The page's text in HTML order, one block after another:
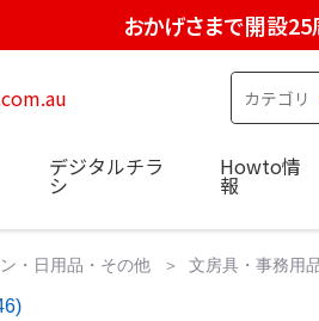
おかげさまで開設
デジタルチラ
シ
Howto情
報
・日用品・その他 文房具・事務用